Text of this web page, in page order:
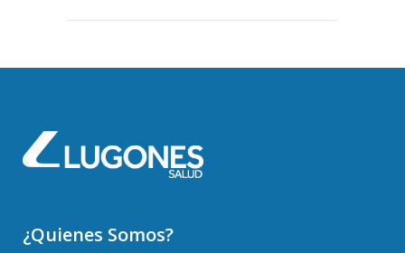
¿Quienes Somos?